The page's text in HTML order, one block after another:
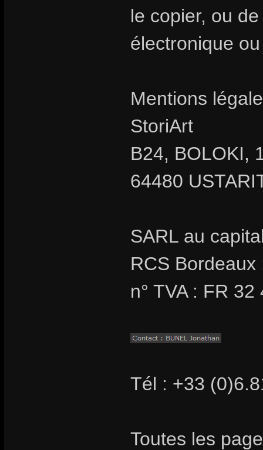
le copier, ou
électronique
Mentions
StoriArt
B24, BOLOKI,
64480
SARL au
RCS
n° TVA : FR
Tél : +33
Toutes les